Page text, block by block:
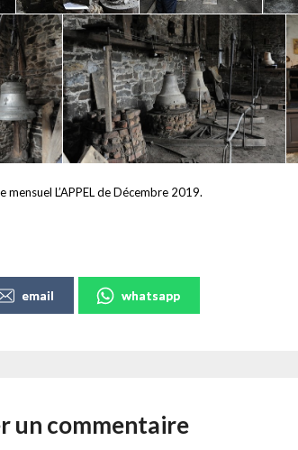
L’APPEL de Décembre 2019.
email whatsapp
un commentaire